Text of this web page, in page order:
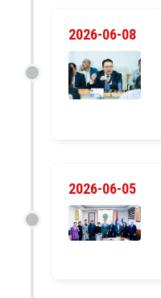
2026-06-08
2026-06-05